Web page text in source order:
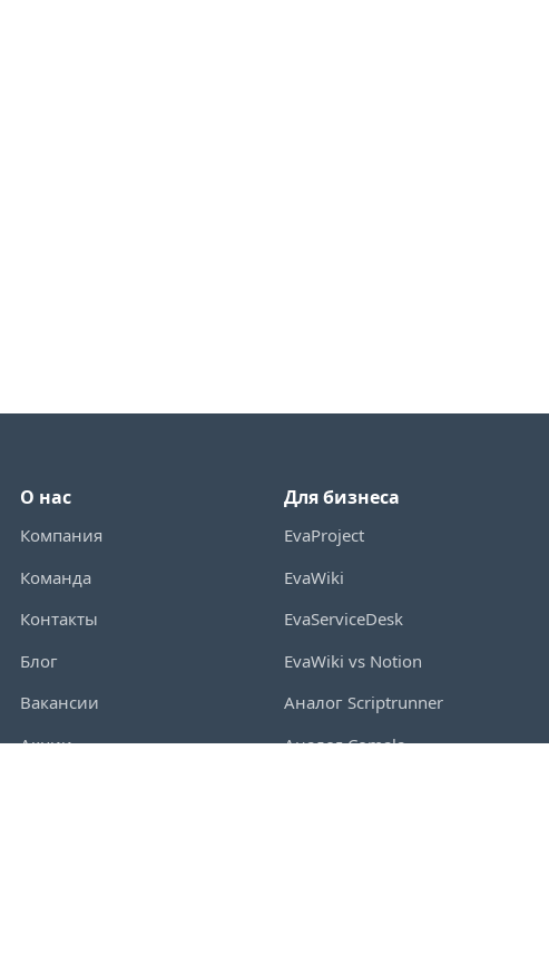
О нас
Компания
Команда
Контакты
Блог
Вакансии
Акции
Для бизнеса
EvaProject
EvaWiki
EvaServiceDesk
EvaWiki vs Notion
Аналог Scriptrunner
Аналог Comala